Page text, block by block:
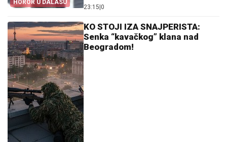
HOROR U DALASU
23:15 0
KO STOJI IZA SNAJPERISTA:
Senka “kavačkog” klana nad
Beogradom!